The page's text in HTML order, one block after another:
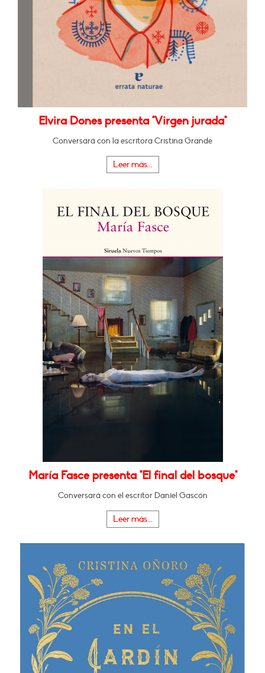
Elvira Dones presenta "Virgen jurada"
Conversará con la escritora Cristina Grande
Leer más...
María Fasce presenta "El final del bosque"
Conversará con el escritor Daniel Gascón
Leer más...